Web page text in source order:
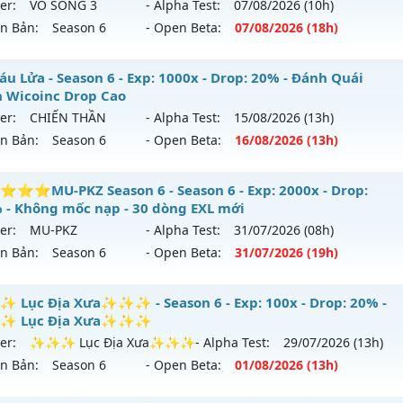
08/08/2626
Non Reset
Mu Nguyên bản Webzen
XShield
VÔ SONG 3 - Alpha Test: 07/08/2026 (10h)
Bản:
Season 6 - Open Beta: 07/08/2026 (18h)
VÔ SONG⚔️ - SS6 EP3 GIẢI TRÍ- ĐỈNH CAO CLASSIC
mới ra tháng 08 2026 - Mở máy chủVÔ SONG 3vào 18h
500x - Drop: 50%
loại: Mu Nguyên bản Webzen
MU8X
Lửa - Season 6 - Exp: 1000x - Drop: 20% - Đánh Quái
Wicoinc Drop Cao
CHIẾN THẦN - Alpha Test: 15/08/2026 (13h)
Bản:
Season 6 - Open Beta: 16/08/2026 (13h)
Máu Lửa - Đánh Quái Nhận Wicoinc Drop Cao
mới ra tháng 08 2026 - Mở máy chủCHIẾN THẦN
1000x - Drop: 20%
loại: Mu Nguyên bản Webzen
GameGuard
PKZ Season 6 - Season 6 - Exp: 2000x - Drop:
- Không mốc nạp - 30 dòng EXL mới
MU-PKZ - Alpha Test: 31/07/2026 (08h)
Bản:
Season 6 - Open Beta: 31/07/2026 (19h)
PKZ Season 6 - Không mốc nạp - 30 dòng
mới ra tháng 07 2026 - Mở máy chủ
MU-PKZvào 19h ngày
2000x - Drop: 200%
Lục Địa Xưa✨✨✨ - Season 6 - Exp: 100x - Drop: 20% -
Lục Địa Xưa✨✨✨
✨✨✨ Lục Địa Xưa✨✨✨- Alpha Test: 29/07/2026 (13h)
Bản:
Season 6 - Open Beta: 01/08/2026 (13h)